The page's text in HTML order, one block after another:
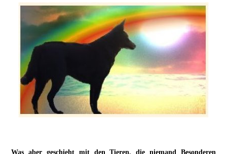
Was aber geschieht mit den Tieren, die niemand Besonderen